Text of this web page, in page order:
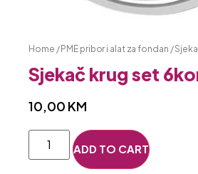
Home /PME pribor i alat za fondan /
Sjekač krug set
10,00 KM
ADD TO CART